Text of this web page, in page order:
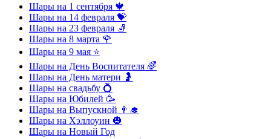
Шары на 1 сентября 🍁
Шары на 14 февраля 💝
Шары на 23 февраля 🧦
Шары на 8 марта 🌹
Шары на 9 мая ⭐
Шары на День Воспитателя 🌈
Шары на День матери 🤰
Шары на свадьбу 💍
Шары на Юбилей 🥳
Шары на Выпускной 👨‍🎓
Шары на Хэллоуин 🎃
Шары на Новый Год